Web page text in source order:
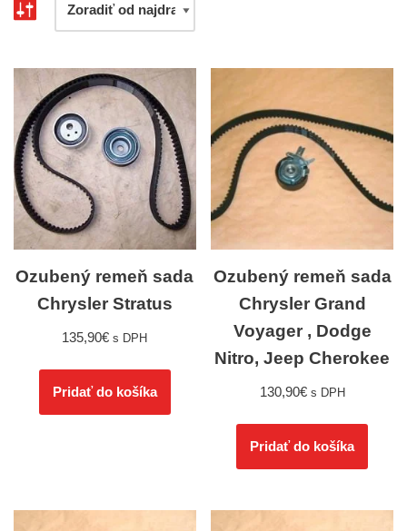
Ozubený remeň sada
Chrysler Stratus
135,90€ s DPH
Pridať do košíka
Ozubený remeň sada
Chrysler Grand
Voyager , Dodge
Nitro, Jeep Cherokee
130,90€ s DPH
Pridať do košíka